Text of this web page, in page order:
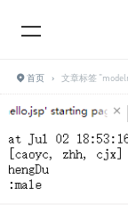
首页 › 文章标签